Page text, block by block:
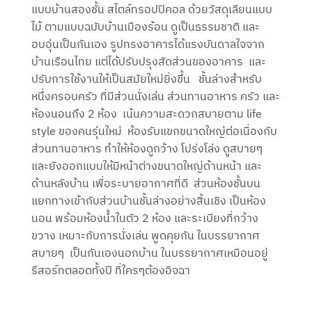
แบบบ้านสองชั้น สไตล์ทรอปปิคอล ด้วยวัสดุเลียนแบบ
ไม้ ตามแบบฉบับบ้านเมืองร้อน ดูเป็นธรรมชาติ และ
อบอุ่นเป็นกันเอง รูปทรงอาคารได้แรงบันดาลใจจาก
บ้านเรือนไทย แต่ได้ปรับปรุงสัดส่วนของอาคาร และ
ปรับการใช้งานให้เป็นสมัยใหม่ยิ่งขึ้น ชั้นล่างสำหรับ
หนึ่งครอบครัว ที่มีส่วนนั่งเล่น ส่วนทานอาหาร ครัว และ
ห้องนอนถึง 2 ห้อง เน้นความสะดวกสบายตาม life
style ของคนรุ่นใหม่ ห้องรับแขกขนาดใหญ่ต่อเนื่องกับ
ส่วนทานอาหาร ทำให้ห้องดูกว้าง โปร่งโล่ง ดูสบายๆ
และยังออกแบบให้มีหน้าต่างขนาดใหญ่ด้านหน้า และ
ด้านหลังบ้าน เพื่อระบายอากาศที่ดี ส่วนห้องชั้นบน
แยกทางเข้ากับส่วนบ้านชั้นล่างอย่างสิ้นเชิง เป็นห้อง
นอน พร้อมห้องน้ำในตัว 2 ห้อง และระเบียงที่กว้าง
ขวาง เหมาะกับการนั่งเล่น พูดคุยกัน ในบรรยากาศ
สบายๆ เป็นกันเองนอกบ้าน ในบรรยากาศเหมือนอยู่
รีสอร์ทตลอดทั้งปี ที่ใครๆต้องอิจฉา